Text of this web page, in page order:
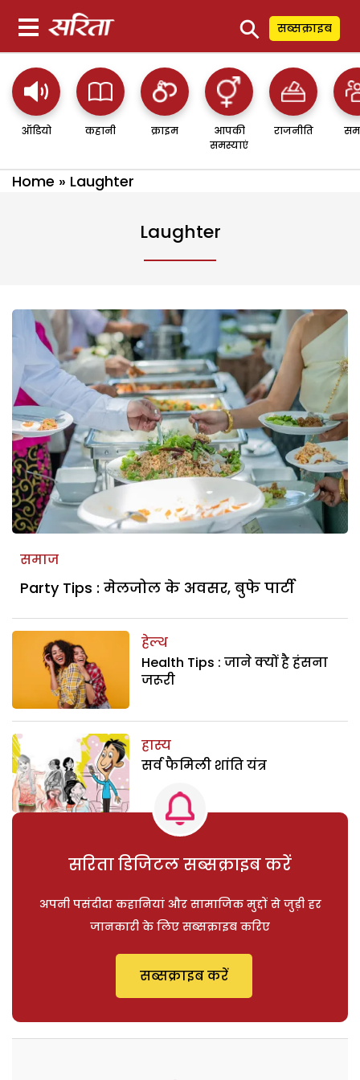
⚲ सब्सक्राइब
ऑडियो कहानी क्राइम
आपकी
समस्याएं
राजनीति
Home » Laughter
Laughter
समाज
Party Tips : मेलजोल के अवसर, बुफे पार्टी
हेल्थ
Health Tips : जाने क्यों है हंसना
जरूरी
हास्य
सर्व फैमिली शांति यंत्र
सरिता डिजिटल सब्सक्राइब करें
अपनी पसंदीदा कहानियां और सामाजिक मुद्दों से जुड़ी हर
जानकारी के लिए सब्सक्राइब करिए
सब्सक्राइब करें